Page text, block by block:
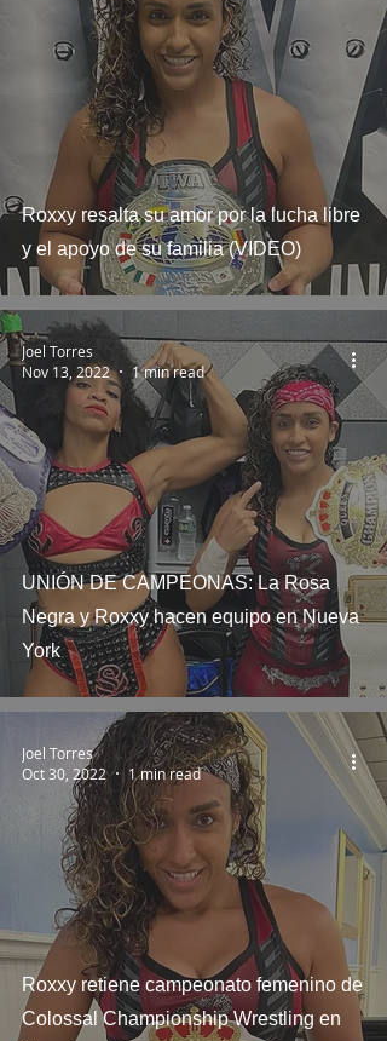
Roxxy resalta su amor por la lucha libre
y el apoyo de su familia (VIDEO)
UNIÓN DE CAMPEONAS: La Rosa
Negra y Roxxy hacen equipo en Nueva
York
Joel Torres
Nov 13, 2022
1 min read
Roxxy retiene campeonato femenino de
Colossal Championship Wrestling en
Joel Torres
Oct 30, 2022
1 min read